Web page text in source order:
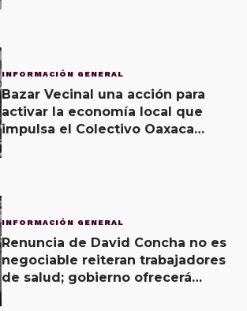
INFORMACIÓN GENERAL
Bazar Vecinal una acción para
activar la economía local que
impulsa el Colectivo Oaxaca
INFORMACIÓN GENERAL
Renuncia de David Concha no es
negociable reiteran trabajadores
de salud; gobierno ofrecerá